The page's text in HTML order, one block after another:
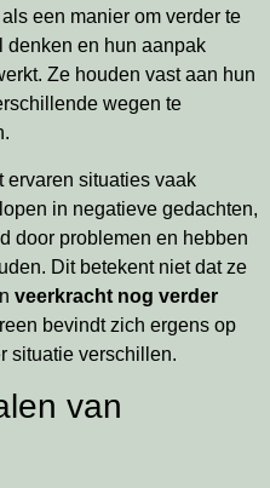
een manier om verder te
denken en hun aanpak
Ze houden vast aan hun
wegen te
ervaren situaties vaak
in negatieve gedachten,
door problemen en hebben
Dit betekent niet dat ze
veerkracht nog verder
bevindt zich ergens op
situatie verschillen.
van